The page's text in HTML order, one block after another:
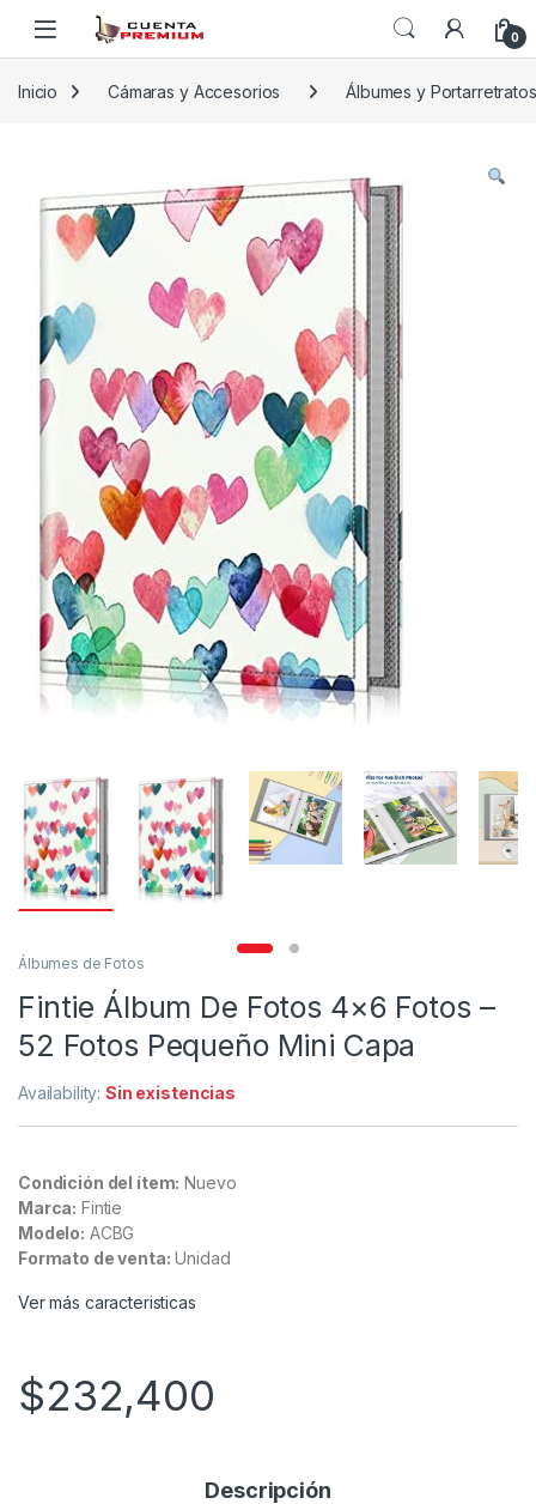
Skip to navigation
Skip to content
0
Inicio Cámaras y Accesorios Álbumes y Portarretratos
Álbumes de Fotos
Fintie Álbum De Fotos 4×6 Fotos –
52 Fotos Pequeño Mini Capa
Availability:Sin existencias
Condición del ítem: Nuevo
Marca: Fintie
Modelo: ACBG
Formato de venta: Unidad
Ver más caracteristicas
$232,400
Descripción